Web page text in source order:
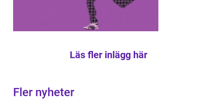
Läs fler inlägg här
Fler nyheter